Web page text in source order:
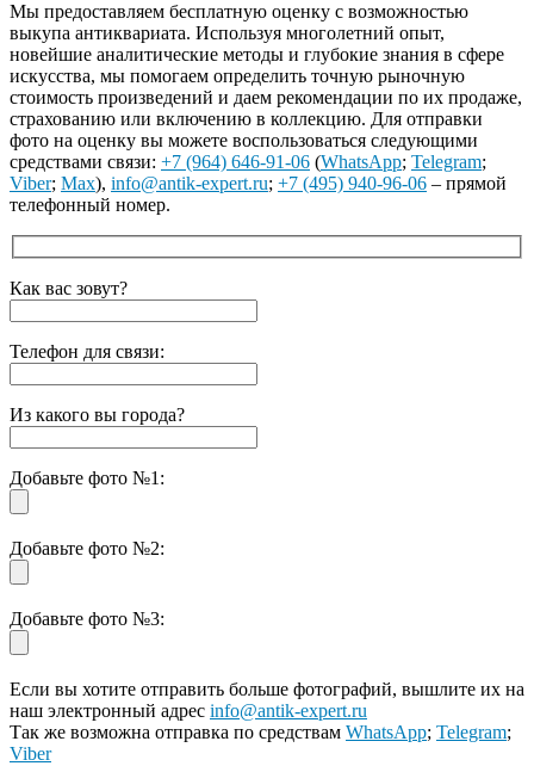
Мы предоставляем бесплатную оценку с возможностью
выкупа антиквариата. Используя многолетний опыт,
новейшие аналитические методы и глубокие знания в сфере
искусства, мы помогаем определить точную рыночную
стоимость произведений и даем рекомендации по их продаже,
страхованию или включению в коллекцию. Для отправки
фото на оценку вы можете воспользоваться следующими
средствами связи: +7 (964) 646-91-06 (WhatsApp; Telegram;
Viber; Max), info@antik-expert.ru; +7 (495) 940-96-06 – прямой
телефонный номер.
Как вас зовут?
Телефон для связи:
Из какого вы города?
Добавьте фото №1:
Добавьте фото №2:
Добавьте фото №3:
Если вы хотите отправить больше фотографий, вышлите их на
наш электронный адрес info@antik-expert.ru
Так же возможна отправка по средствам WhatsApp; Telegram;
Viber